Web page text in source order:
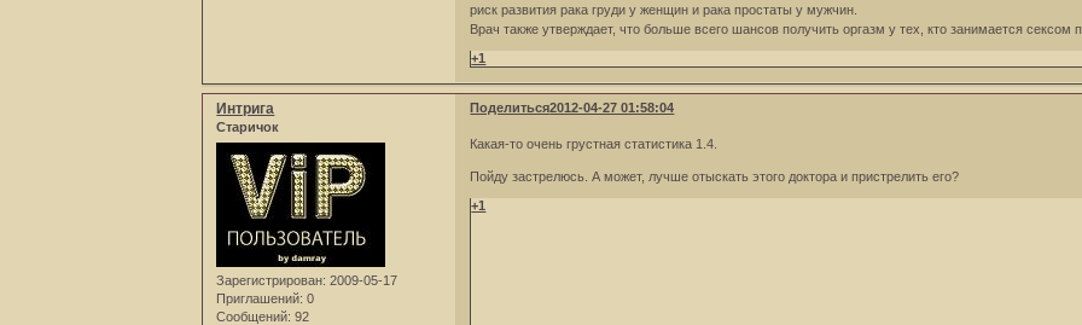
риск развития рака груди у женщин и рака простаты у мужчин.
Врач также утверждает, что больше всего шансов получить оргазм у тех, кто занимается сексом
+1
Поделиться2012-04-27 01:58:04
Интрига
Старичок
Зарегистрирован: 2009-05-17
Приглашений: 0
Сообщений: 92
Какая-то очень грустная статистика 1.4.
Пойду застрелюсь. А может, лучше отыскать этого доктора и пристрелить его?
+1